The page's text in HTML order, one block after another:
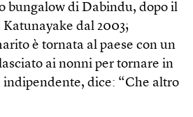
bungalow di Dabindu, dopo il
dal 2003;
è tornata al paese con un
ai nonni per tornare in
dice: “Che altro